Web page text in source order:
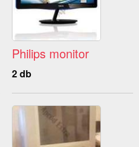
Philips monitor
2 db